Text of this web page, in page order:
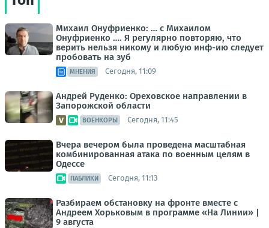
Михаил Онуфриенко: … с Михаилом
Онуфриенко …. Я регулярно повторяю, что
верить нельзя никому и любую инф-ию следует
пробовать на зуб
МНЕНИЯ Сегодня, 11:09
Андрей Руденко: Ореховское направлении в
Запорожской области
ВОЕНКОРЫ Сегодня, 11:45
Вчера вечером была проведена масштабная
комбинированная атака по военным целям в
Одессе
ПАБЛИКИ Сегодня, 11:13
Разбираем обстановку на фронте вместе с
Андреем Хорьковым в программе «На Линии» |
9 августа